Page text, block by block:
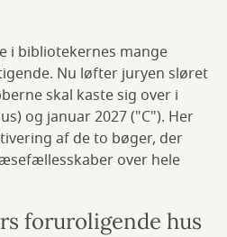
i bibliotekernes mange
Nu løfter juryen sløret
skal kaste sig over i
og januar 2027 ("C"). Her
af de to bøger, der
over hele
foruroligende hus